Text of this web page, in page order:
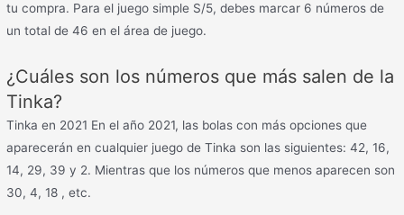
tu compra. Para el juego simple S/5, debes marcar 6 números de
un total de 46 en el área de juego.
¿Cuáles son los números que más salen de la
Tinka?
Tinka en 2021 En el año 2021, las bolas con más opciones que
aparecerán en cualquier juego de Tinka son las siguientes: 42, 16,
14, 29, 39 y 2. Mientras que los números que menos aparecen son
30, 4, 18 , etc.